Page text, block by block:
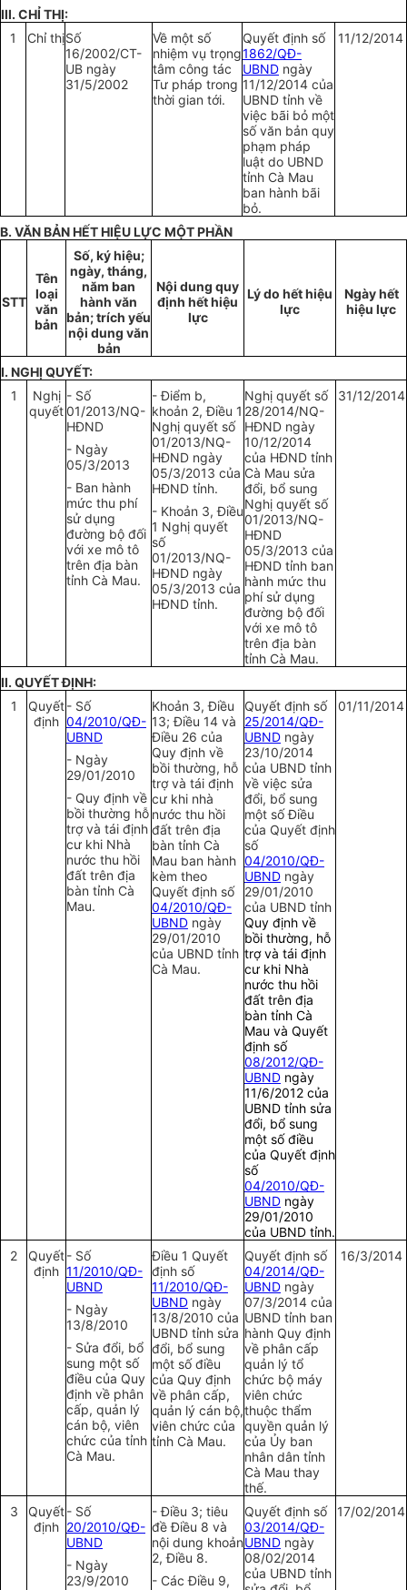
III. CHỈ THỊ:
1
Chỉ thịSố
16/2002/CT-
UB ngày
31/5/2002
Về một số
nhiệm vụ trọng
tâm công tác
Tư pháp trong
thời gian tới.
Quyết định số
1862/QĐ-
UBND ngày
11/12/2014 của
UBND tỉnh về
việc bãi bỏ một
số văn bản quy
phạm pháp
luật do UBND
tỉnh Cà Mau
ban hành bãi
bỏ.
11/12/2014
B. VĂN BẢN HẾT HIỆU LỰC MỘT PHẦN
STT
Tên
loại
văn
bản
Số, ký hiệu;
ngày, tháng,
năm ban
hành văn
bản; trích yếu
nội dung văn
bản
Nội dung quy
định hết hiệu
lực
Lý do hết hiệu
lực
Ngày hết
hiệu lực
I. NGHỊ QUYẾT:
1
Nghị
quyết
- Số
01/2013/NQ-
HĐND
- Ngày
05/3/2013
- Ban hành
mức thu phí
sử dụng
đường bộ đối
với xe mô tô
trên địa bàn
tỉnh Cà Mau.
- Điểm b,
khoản 2, Điều 1
Nghị quyết số
01/2013/NQ-
HĐND ngày
05/3/2013 của
HĐND tỉnh.
- Khoản 3, Điều
1 Nghị quyết
số
01/2013/NQ-
HĐND ngày
05/3/2013 của
HĐND tỉnh.
Nghị quyết số
28/2014/NQ-
HĐND ngày
10/12/2014
của HĐND tỉnh
Cà Mau sửa
đổi, bổ sung
Nghị quyết số
01/2013/NQ-
HĐND
05/3/2013 của
HĐND tỉnh ban
hành mức thu
phí sử dụng
đường bộ đối
với xe mô tô
trên địa bàn
tỉnh Cà Mau.
31/12/2014
II. QUYẾT ĐỊNH:
1
Quyết
định
- Số
04/2010/QĐ-
UBND
- Ngày
29/01/2010
- Quy định về
bồi thường hỗ
trợ và tái định
cư khi Nhà
nước thu hồi
đất trên địa
bàn tỉnh Cà
Mau.
Khoản 3, Điều
13; Điều 14 và
Điều 26 của
Quy định về
bồi thường, hỗ
trợ và tái định
cư khi nhà
nước thu hồi
đất trên địa
bàn tỉnh Cà
Mau ban hành
kèm theo
Quyết định số
04/2010/QĐ-
UBND ngày
29/01/2010
của UBND tỉnh
Cà Mau.
Quyết định số
25/2014/QĐ-
UBND ngày
23/10/2014
của UBND tỉnh
về việc sửa
đổi, bổ sung
một số Điều
của Quyết định
số
04/2010/QĐ-
UBND ngày
29/01/2010
của UBND tỉnh
Quy định về
bồi thường, hỗ
trợ và tái định
cư khi Nhà
nước thu hồi
đất trên địa
bàn tỉnh Cà
Mau và Quyết
định số
08/2012/QĐ-
UBND ngày
11/6/2012 của
UBND tỉnh sửa
đổi, bổ sung
một số điều
của Quyết định
số
04/2010/QĐ-
UBND ngày
29/01/2010
của UBND tỉnh.
01/11/2014
2
Quyết
định
- Số
11/2010/QĐ-
UBND
- Ngày
13/8/2010
- Sửa đổi, bổ
sung một số
điều của Quy
định về phân
cấp, quản lý
cán bộ, viên
chức của tỉnh
Cà Mau.
Điều 1 Quyết
định số
11/2010/QĐ-
UBND ngày
13/8/2010 của
UBND tỉnh sửa
đổi, bổ sung
một số điều
của Quy định
về phân cấp,
quản lý cán bộ,
viên chức của
tỉnh Cà Mau.
Quyết định số
04/2014/QĐ-
UBND ngày
07/3/2014 của
UBND tỉnh ban
hành Quy định
về phân cấp
quản lý tổ
chức bộ máy
viên chức
thuộc thẩm
quyền quản lý
của Ủy ban
nhân dân tỉnh
Cà Mau thay
thế.
16/3/2014
3
Quyết
định
- Số
20/2010/QĐ-
UBND
- Ngày
23/9/2010
- Điều 3; tiêu
đề Điều 8 và
nội dung khoản
2, Điều 8.
- Các Điều 9,
Quyết định số
03/2014/QĐ-
UBND ngày
08/02/2014
của UBND tỉnh
17/02/2014